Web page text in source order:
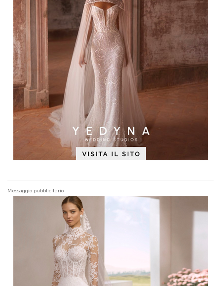
Messaggio pubblicitario